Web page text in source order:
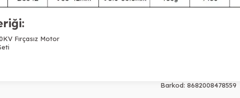
Fırçasız Motor
Barkod: 8682008478559